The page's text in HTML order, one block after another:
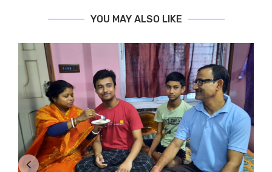
YOU MAY ALSO LIKE